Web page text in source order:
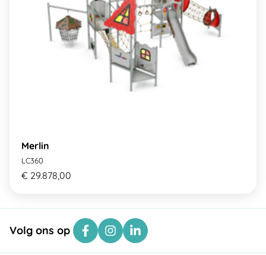
Merlin
LC360
€ 29.878,00
Volg ons op